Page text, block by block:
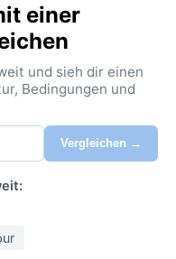
Nationalpark
Die Höhenlage
nur die Aussicht,
Cwb –
milden Sommern
November bis
Gewitter mit
dabei
fallen die
einer
und sieh dir einen
Bedingungen und
Vergleichen →